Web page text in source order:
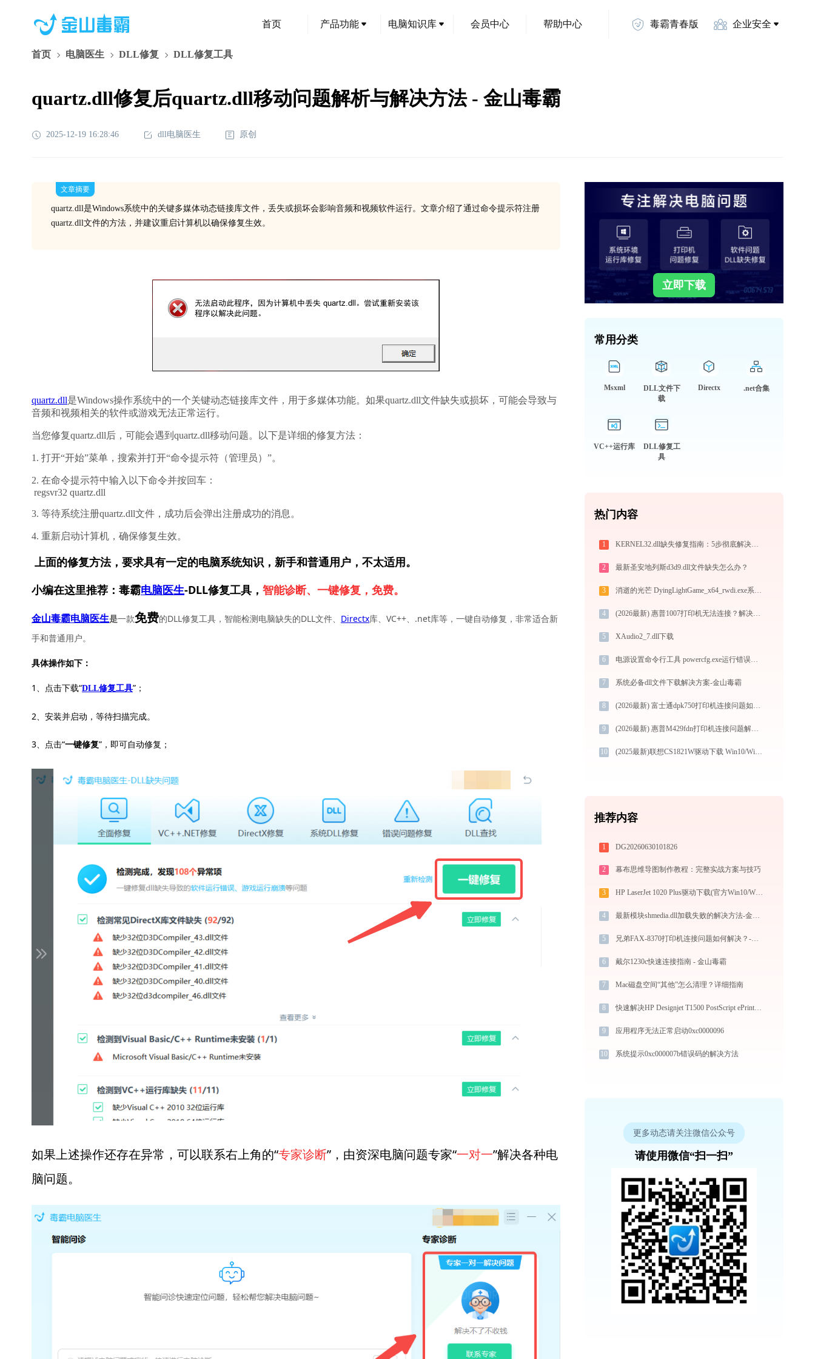
首页 产品功能 电脑知识库 会员中心 帮助中心 毒霸青春版 企业安全
首页 电脑医生 DLL修复 DLL修复工具
quartz.dll修复后quartz.dll移动问题解析与解决方法 - 金山毒霸
2025-12-19 16:28:46 dll电脑医生 原创
文章摘要
quartz.dll是Windows系统中的关键多媒体动态链接库文件，丢失或损坏会影响音频和视频软件运行。文章介绍了通过命令提示符注册
quartz.dll文件的方法，并建议重启计算机以确保修复生效。
quartz.dll是Windows操作系统中的一个关键动态链接库文件，用于多媒体功能。如果quartz.dll文件缺失或损坏，可能会导致与
音频和视频相关的软件或游戏无法正常运行。
当您修复quartz.dll后，可能会遇到quartz.dll移动问题。以下是详细的修复方法：
1. 打开“开始”菜单，搜索并打开“命令提示符（管理员）”。
2. 在命令提示符中输入以下命令并按回车：
regsvr32 quartz.dll
3. 等待系统注册quartz.dll文件，成功后会弹出注册成功的消息。
4. 重新启动计算机，确保修复生效。
上面的修复方法，要求具有一定的电脑系统知识，新手和普通用户，不太适用。
小编在这里推荐：毒霸电脑医生-DLL修复工具， 智能诊断、一键修复，免费。
金山毒霸电脑医生是一款免费的DLL修复工具，智能检测电脑缺失的DLL文件、 Directx库、VC++、.net库等，一键自动修复，非常适合新
手和普通用户。
具体操作如下：
1、点击下载“DLL修复工具”；
2、安装并启动，等待扫描完成。
3、点击“一键修复”，即可自动修复；
如果上述操作还存在异常，可以联系右上角的“专家诊断”，由资深电脑问题专家“一对一”解决各种电
脑问题。
立即下载
常用分类
Msxml
DLL文件下
载
Directx .net合集
VC++运行库
DLL修复工
具
热门内容
1 KERNEL32.dll缺失修复指南：5步彻底解决系统报错问题
2 最新圣安地列斯d3d9.dll文件缺失怎么办？
3 消逝的光芒 DyingLightGame_x64_rwdi.exe系统错误logger_x64_rwdi.dll丢失如何解决
4 (2026最新) 惠普1007打印机无法连接？解决方法详解 - 金山毒霸
5 XAudio2_7.dll下载
6 电源设置命令行工具 powercfg.exe运行错误提示0xc000007b的解决办法
7 系统必备dll文件下载解决方案-金山毒霸
8 (2026最新) 富士通dpk750打印机连接问题如何解决？-金山毒霸
9 (2026最新) 惠普M429fdn打印机连接问题解决方法 -金山毒霸
10 (2025最新)联想CS1821W驱动下载 Win10/Win11 官方图文安装教程
推荐内容
1 DG20260630101826
2 幕布思维导图制作教程：完整实战方案与技巧
3 HP LaserJet 1020 Plus驱动下载(官方Win10/Win11)
4 最新模块shmedia.dll加载失败的解决方法-金山毒霸
5 兄弟FAX-8370打印机连接问题如何解决？-金山毒霸
6 戴尔1230c快速连接指南 - 金山毒霸
7 Mac磁盘空间“其他”怎么清理？详细指南
8 快速解决HP Designjet T1500 PostScript ePrinter打印机驱动安装问题，这篇文章告诉你方法
9 应用程序无法正常启动0xc0000096
10 系统提示0xc000007b错误码的解决方法
更多动态请关注微信公众号
请使用微信“扫一扫”